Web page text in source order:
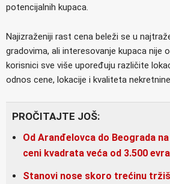
potencijalnih kupaca.
Najizraženiji rast cena beleži se u
gradovima, ali interesovanje kupaca nije
korisnici sve više upoređuju različite
odnos cene, lokacije i kvaliteta
PROČITAJTE JOŠ:
Od Aranđelovca do Beograda
ceni kvadrata veća od 3.500 evra
Stanovi nose skoro trećinu